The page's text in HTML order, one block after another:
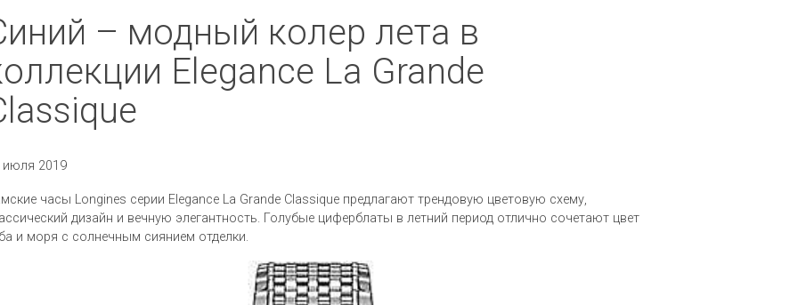
– модный колер лета в
Elegance La Grande
июля 2019
часы Longines серии Elegance La Grande Classique предлагают трендовую цветовую схему,
дизайн и вечную элегантность. Голубые циферблаты в летний период отлично сочетают цвет
и моря с солнечным сиянием отделки.